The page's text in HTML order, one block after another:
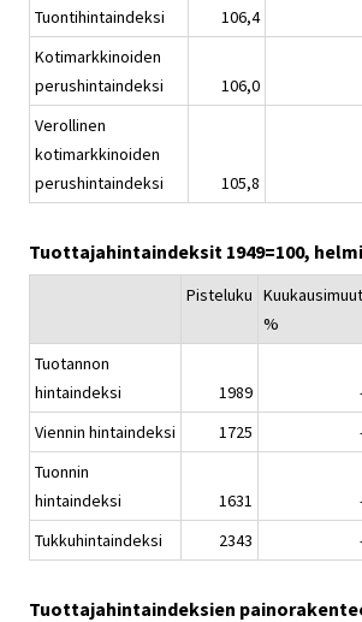
Tuontihintaindeksi
106,4
Kotimarkkinoiden
perushintaindeksi
106,0
Verollinen
kotimarkkinoiden
perushintaindeksi
105,8
Tuottajahintaindeksit 1949=100,
Pisteluku
%
Tuotannon
hintaindeksi
1989
Viennin hintaindeksi
1725
Tuonnin
hintaindeksi
1631
Tukkuhintaindeksi
2343
Tuottajahintaindeksien